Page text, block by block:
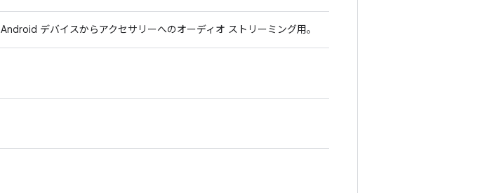
Android デバイスからアクセサリーへのオーディオ ストリーミング用。